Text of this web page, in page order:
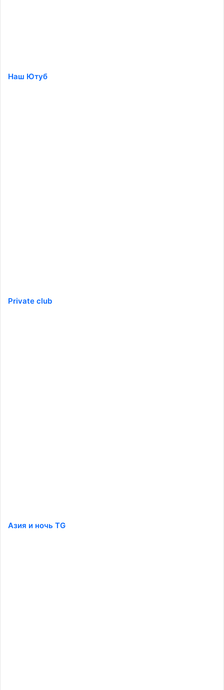
Наш Ютуб
Private club
Азия и ночь TG